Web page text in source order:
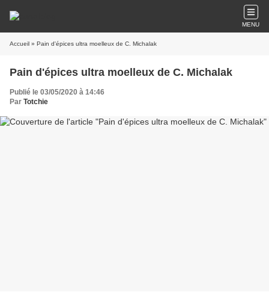
MENU
Accueil » Pain d'épices ultra moelleux de C. Michalak
Pain d'épices ultra moelleux de C. Michalak
Publié le 03/05/2020 à 14:46
Par Totchie